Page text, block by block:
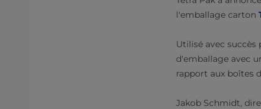
l'emballage carton​
Utilisé avec succès
d'emballage avec
rapport aux boîtes
Jakob Schmidt,